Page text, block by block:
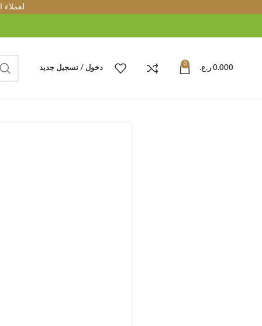
دخول / تسجيل جديد
0
0.000 ر.ع.